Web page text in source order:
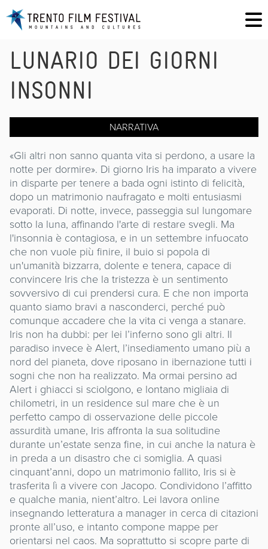
LUNARIO DEI GIORNI
INSONNI
NARRATIVA
«Gli altri non sanno quanta vita si perdono, a usare la
notte per dormire». Di giorno Iris ha imparato a vivere
in disparte per tenere a bada ogni istinto di felicità,
dopo un matrimonio naufragato e molti entusiasmi
evaporati. Di notte, invece, passeggia sul lungomare
sotto la luna, affinando l'arte di restare svegli. Ma
l'insonnia è contagiosa, e in un settembre infuocato
che non vuole più finire, il buio si popola di
un'umanità bizzarra, dolente e tenera, capace di
convincere Iris che la tristezza è un sentimento
sovversivo di cui prendersi cura. E che non importa
quanto siamo bravi a nasconderci, perché può
comunque accadere che la vita ci venga a stanare.
Iris non ha dubbi: per lei l’inferno sono gli altri. Il
paradiso invece è Alert, l’insediamento umano più a
nord del pianeta, dove riposano in ibernazione tutti i
sogni che non ha realizzato. Ma ormai persino ad
Alert i ghiacci si sciolgono, e lontano migliaia di
chilometri, in un residence sul mare che è un
perfetto campo di osservazione delle piccole
assurdità umane, Iris affronta la sua solitudine
durante un’estate senza fine, in cui anche la natura è
in preda a un disastro che ci somiglia. A quasi
cinquant’anni, dopo un matrimonio fallito, Iris si è
trasferita lì a vivere con Jacopo. Condividono l’affitto
e qualche mania, nient’altro. Lei lavora online
insegnando letteratura a manager in cerca di citazioni
pronte all’uso, e intanto compone mappe per
orientarsi nel caos. Ma soprattutto si scopre parte di